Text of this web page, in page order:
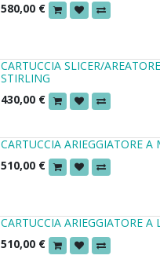
580,00 €
CARTUCCIA SLICER/
STIRLING
430,00 €
CARTUCCIA ARIEGGIATORE
510,00 €
CARTUCCIA ARIEGGIATORE
510,00 €